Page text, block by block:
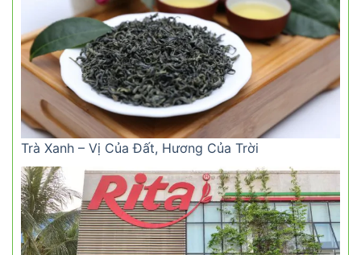
Trà Xanh – Vị Của Đất, Hương Của Trời